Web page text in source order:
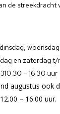
de streekdracht
en zaterdag t/
10.30 – 16.30 uur
augustus ook
– 16.00 uur.